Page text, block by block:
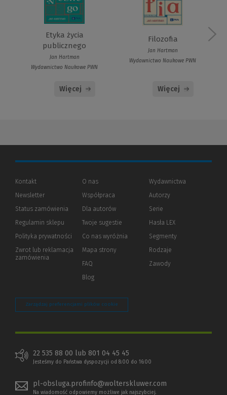
Etyka życia
publicznego
Jan Hartman
Wydawnictwo Naukowe PWN
Więcej
Filozofia
Jan Hartman
Wydawnictwo Naukowe PWN
Więcej
Kontakt
Newsletter
Status zamówienia
Regulamin sklepu
Polityka prywatności (Nowe
(Link
innej
Zwrot lub reklamacja
zamówienia
O nas
Współpraca
Dla autorów(Nowe
(Link
innej
Twoje sugestie
Co nas wyróżnia
Mapa strony
FAQ
Blog
Wydawnictwa
Autorzy
Serie
Hasła LEX
Segmenty
Rodzaje
Zawody
Zarządzaj preferencjami plików cookie
22 535 88 00 lub 801 04 45 45
Jesteśmy do Państwa dyspozycji od 8:00 do 16:00
pl-obsluga.profinfo@wolterskluwer.com
Na wiadomość odpowiemy możliwe jak najszybciej.